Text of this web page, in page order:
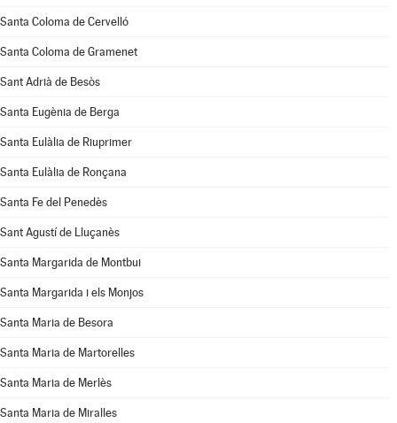
Santa Coloma de Cervelló
Santa Coloma de Gramenet
Sant Adrià de Besòs
Santa Eugènia de Berga
Santa Eulàlia de Riuprimer
Santa Eulàlia de Ronçana
Santa Fe del Penedès
Sant Agustí de Lluçanès
Santa Margarida de Montbui
Santa Margarida i els Monjos
Santa Maria de Besora
Santa Maria de Martorelles
Santa Maria de Merlès
Santa Maria de Miralles